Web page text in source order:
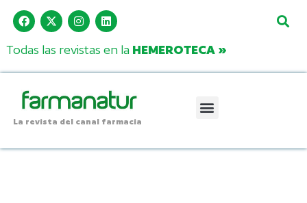
Todas las revistas en la HEMEROTECA »
La revista del canal farmacia